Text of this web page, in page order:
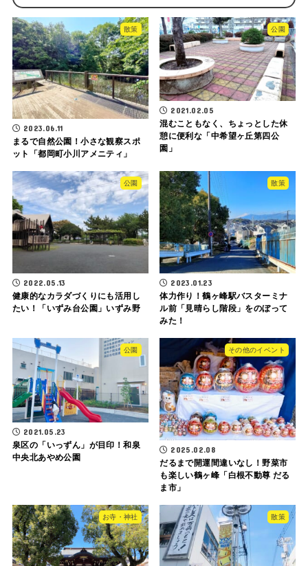
散策
2023.06.11
まるで自然公園！小さな観察スポ
ット「都岡町小川アメニティ」
公園
2021.02.05
混むこともなく、ちょっとした休
憩に便利な「中希望ヶ丘第四公
園」
公園
2022.05.13
健康的なカラダづくりにも活用し
たい！「いずみ台公園」いずみ野
散策
2023.01.23
体力作り！鶴ヶ峰駅バスターミナ
ル前「見晴らし階段」をのぼって
みた！
公園
2021.05.23
泉区の「いっずん」が目印！和泉
中央北あやめ公園
その他のイベント
2025.02.08
だるまで開運間違いなし！野菜市
も楽しい鶴ヶ峰「白根不動尊 だる
ま市」
お寺・神社 散策